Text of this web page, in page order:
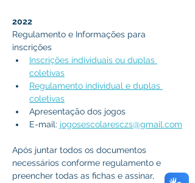
2022
Regulamento e Informações para
inscrições
Inscrições individuais ou duplas
coletivas
Regulamento individual e duplas
coletivas
Apresentação dos jogos
E-mail: jogosescolaresczs@gmail.com
Após juntar todos os documentos
necessários conforme regulamento e
preencher todas as fichas e assinar,